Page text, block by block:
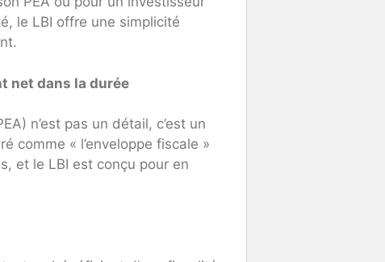
le LBI offre une simplicité
net dans la durée
n’est pas un détail, c’est un
comme « l’enveloppe fiscale »
et le LBI est conçu pour en